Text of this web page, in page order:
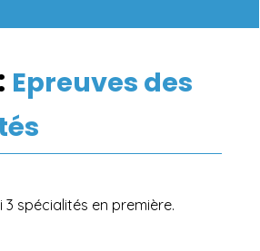
Epreuves des
3 spécialités en première.